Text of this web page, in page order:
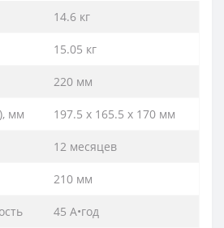
14.6 кг
15.05 кг
220 мм
мм 197.5 x 165.5 x 170 мм
12 месяцев
210 мм
45 А•год